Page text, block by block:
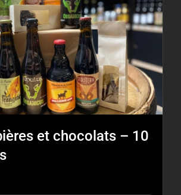
et chocolats – 10